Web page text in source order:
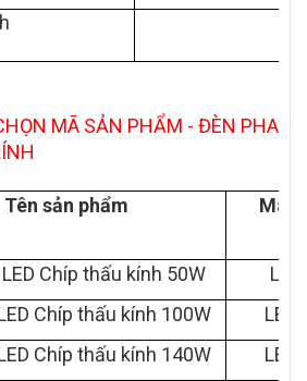
MÃ SẢN PHẨM - ĐÈN PHA
Tên sản phẩm Mã
Chíp thấu kính 50W
Chíp thấu kính 100W
LED
Chíp thấu kính 140W
LED